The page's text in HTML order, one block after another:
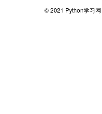
© 2021 Python学习网